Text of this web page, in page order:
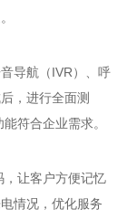
导航（IVR）、呼
，进行全面测
符合企业需求。
让客户方便记忆
情况，优化服务